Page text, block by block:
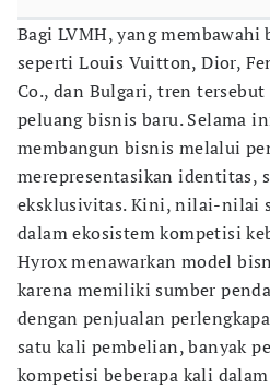
Bagi LVMH, yang membawahi
seperti Louis Vuitton, Dior,
Co., dan Bulgari, tren
peluang bisnis baru. Selama
membangun bisnis melalui
merepresentasikan identitas,
eksklusivitas. Kini, nilai-nilai
dalam ekosistem kompetisi
Hyrox menawarkan model
karena memiliki sumber
dengan penjualan
satu kali pembelian, banyak
kompetisi beberapa kali